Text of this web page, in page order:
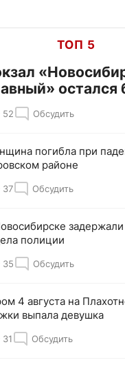
ТОП 5
остался
52 Обсудить
погибла при
районе
37 Обсудить
полиции
35 Обсудить
4 августа на
выпала девушка
31 Обсудить